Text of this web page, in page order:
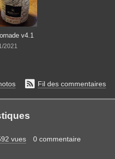
v4.1
2021
 Fil des commentaires
vues 0 commentaire